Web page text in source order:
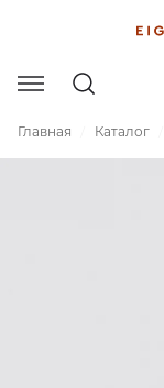
Главная Каталог